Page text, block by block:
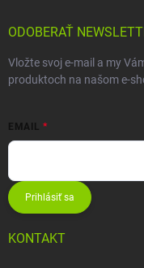
ODOBERAŤ
Vložte svoj e-mail a my
produktoch na našom e-
EMAIL
Prihlásiť sa
KONTAKT